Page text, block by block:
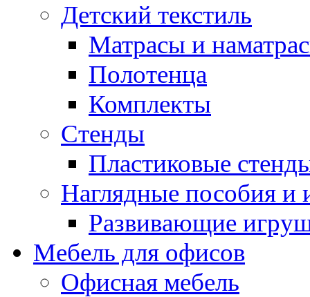
Детский текстиль
Матрасы и
Полотенца
Комплекты
Стенды
Пластиковые
Наглядные пособия и
Развивающие
Мебель для офисов
Офисная мебель